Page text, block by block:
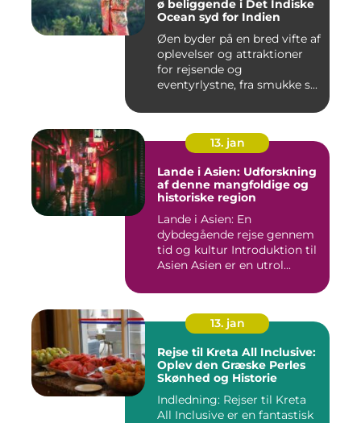
ø beliggende i Det Indiske
Ocean syd for Indien
Øen byder på en bred vifte af
oplevelser og attraktioner
for rejsende og
eventyrlystne, fra smukke s...
13. jan
Lande i Asien: Udforskning
af denne mangfoldige og
historiske region
Lande i Asien: En
dybdegående rejse gennem
tid og kultur Introduktion til
Asien Asien er en utrol...
13. jan
Rejse til Kreta All Inclusive:
Oplev den Græske Perles
Skønhed og Historie
Indledning: Rejser til Kreta
All Inclusive er en fantastisk